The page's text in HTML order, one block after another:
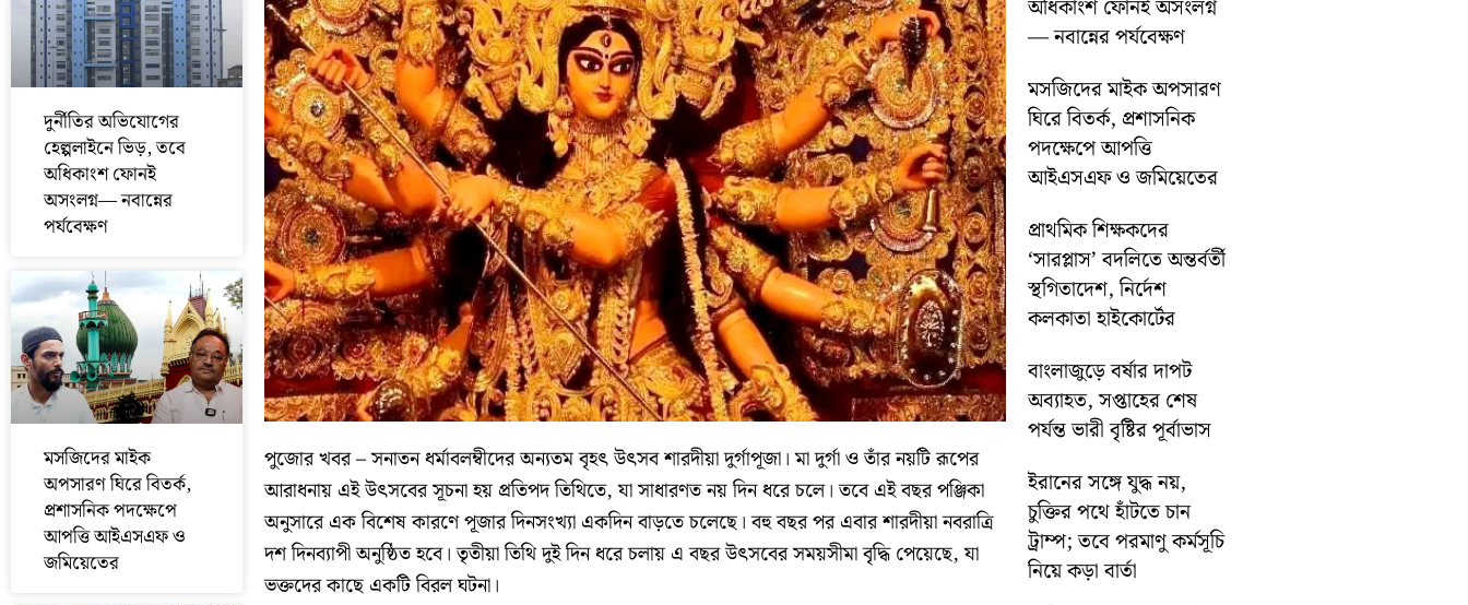
দুর্নীতির অভিযোগের
হেল্পলাইনে ভিড়, তবে
অধিকাংশ ফোনই
অসংলগ্ন— নবান্নের
পর্যবেক্ষণ
মসজিদের মাইক
অপসারণ ঘিরে বিতর্ক,
প্রশাসনিক পদক্ষেপে
আপত্তি আইএসএফ ও
জমিয়েতের
পুজোর খবর – সনাতন ধর্মাবলম্বীদের অন্যতম বৃহৎ উৎসব শারদীয়া দুর্গাপূজা। মা দুর্গা ও তাঁর নয়টি রূপের
আরাধনায় এই উৎসবের সূচনা হয় প্রতিপদ তিথিতে, যা সাধারণত নয় দিন ধরে চলে। তবে এই বছর পঞ্জিকা
অনুসারে এক বিশেষ কারণে পূজার দিনসংখ্যা একদিন বাড়তে চলেছে। বহু বছর পর এবার শারদীয়া নবরাত্রি
দশ দিনব্যাপী অনুষ্ঠিত হবে। তৃতীয়া তিথি দুই দিন ধরে চলায় এ বছর উৎসবের সময়সীমা বৃদ্ধি পেয়েছে, যা
ভক্তদের কাছে একটি বিরল ঘটনা।
অধিকাংশ ফোনই অসংলগ্ন
— নবান্নের পর্যবেক্ষণ
মসজিদের মাইক অপসারণ
ঘিরে বিতর্ক, প্রশাসনিক
পদক্ষেপে আপত্তি
আইএসএফ ও জমিয়েতের
প্রাথমিক শিক্ষকদের
‘সারপ্লাস’ বদলিতে অন্তর্বর্তী
স্থগিতাদেশ, নির্দেশ
কলকাতা হাইকোর্টের
বাংলাজুড়ে বর্ষার দাপট
অব্যাহত, সপ্তাহের শেষ
পর্যন্ত ভারী বৃষ্টির পূর্বাভাস
ইরানের সঙ্গে যুদ্ধ নয়,
চুক্তির পথে হাঁটতে চান
ট্রাম্প; তবে পরমাণু কর্মসূচি
নিয়ে কড়া বার্তা